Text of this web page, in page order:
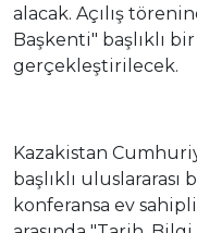
alacak. Açılış
Başkenti" başlıklı
gerçekleştirilecek.
Kazakistan
başlıklı
konferansa ev